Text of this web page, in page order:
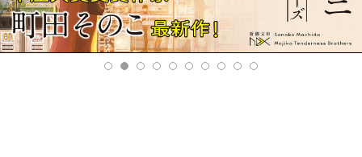
v
xt